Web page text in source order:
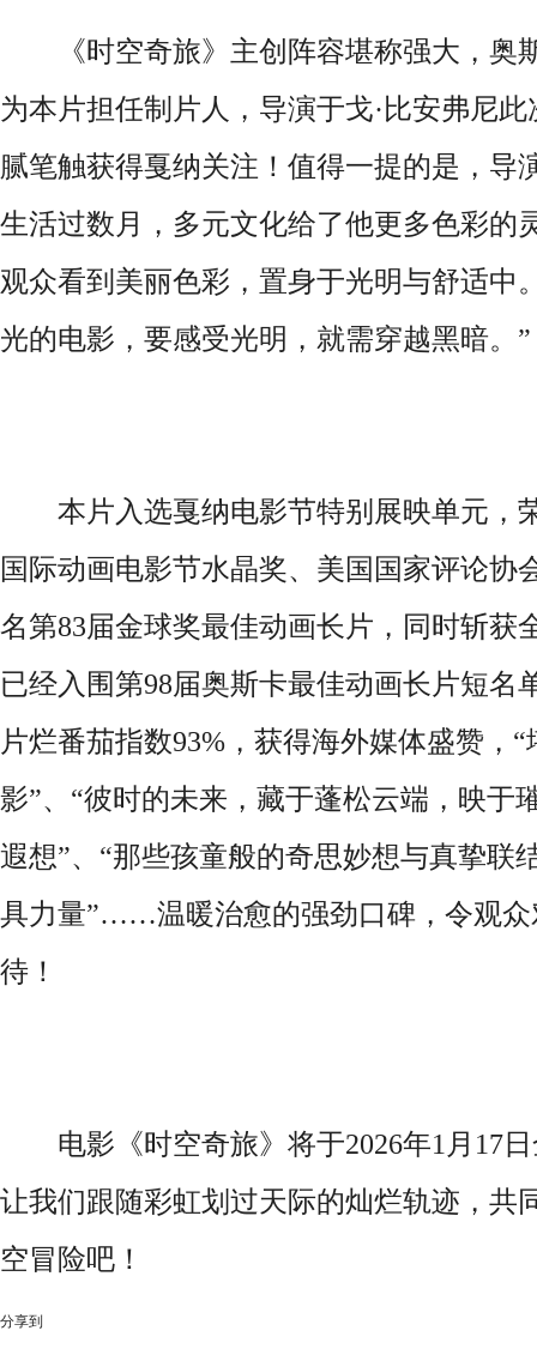
《时空奇旅》主创阵容堪称强大，奥
为本片担任制片人，导演于戈·比安弗尼
腻笔触获得戛纳关注！值得一提的是，导
生活过数月，多元文化给了他更多色彩的
观众看到美丽色彩，置身于光明与舒适中
光的电影，要感受光明，就需穿越黑暗。”
本片入选戛纳电影节特别展映单元，
国际动画电影节水晶奖、美国国家评论协
名第83届金球奖最佳动画长片，同时斩获
已经入围第98届奥斯卡最佳动画长片短名
片烂番茄指数93%，获得海外媒体盛赞，
影”、“彼时的未来，藏于蓬松云端，映于
遐想”、“那些孩童般的奇思妙想与真挚联
具力量”……温暖治愈的强劲口碑，令观众
待！
电影《时空奇旅》将于2026年1月17日
让我们跟随彩虹划过天际的灿烂轨迹，共
空冒险吧！
分享到